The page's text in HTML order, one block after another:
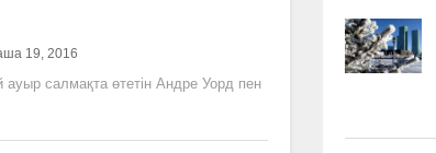
19, 2016
салмақта өтетін Андре Уорд пен